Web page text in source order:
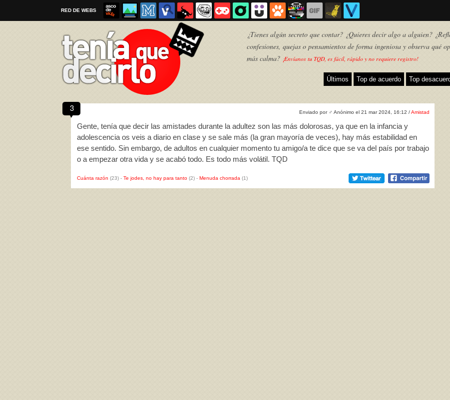
RED DE WEBS
¿Tienes algún secreto que contar? ¿Quieres decir algo a alguien?
confesiones, quejas o pensamientos de forma ingeniosa y observa qué
más calma? ¡Envíanos tu TQD, es fácil, rápido y no requiere registro!
Últimos Top de acuerdo Top
TQD
3 Enviado por ♂ Anónimo el 21 mar 2024, 16:12 /Amistad
Gente, tenía que decir las amistades durante la adultez son las más dolorosas, ya que en la infancia y
adolescencia os veis a diario en clase y se sale más (la gran mayoría de veces), hay más estabilidad en
ese sentido. Sin embargo, de adultos en cualquier momento tu amigo/a te dice que se va del país por trabajo
o a empezar otra vida y se acabó todo. Es todo más volátil. TQD
Cuánta razón (23) - Te jodes, no hay para tanto (2) - Menuda chorrada (1)